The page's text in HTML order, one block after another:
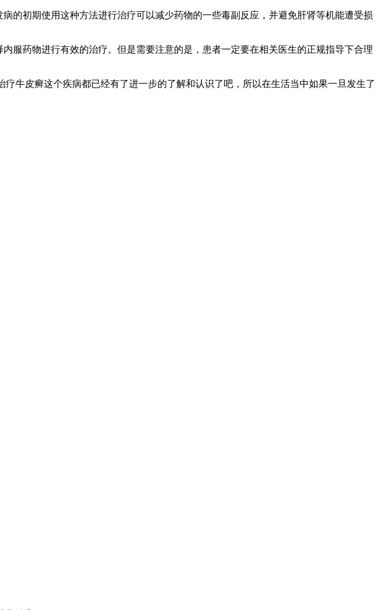
的初期使用这种方法进行治疗可以减少药物的一些毒副反应，并避免肝肾等机能遭受损
服药物进行有效的治疗。但是需要注意的是，患者一定要在相关医生的正规指导下合理
牛皮癣这个疾病都已经有了进一步的了解和认识了吧，所以在生活当中如果一旦发生了